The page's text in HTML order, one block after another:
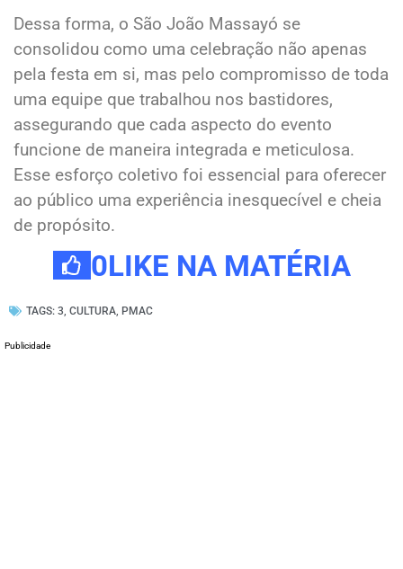
Dessa forma, o São João Massayó se
consolidou como uma celebração não apenas
pela festa em si, mas pelo compromisso de toda
uma equipe que trabalhou nos bastidores,
assegurando que cada aspecto do evento
funcione de maneira integrada e meticulosa.
Esse esforço coletivo foi essencial para oferecer
ao público uma experiência inesquecível e cheia
de propósito.
0LIKE NA MATÉRIA
TAGS: 3, CULTURA, PMAC
Publicidade